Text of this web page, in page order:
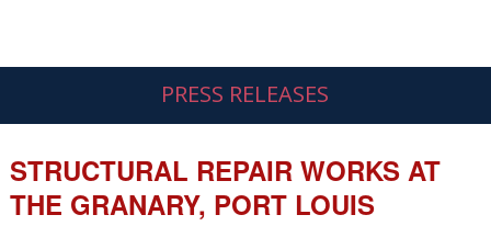
STRUCTURAL REPAIR WORKS AT
THE GRANARY, PORT LOUIS
PRESS RELEASES